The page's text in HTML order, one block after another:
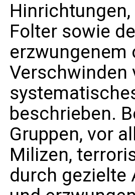
Folter sowie
Verschwinden
beschrieben.
Gruppen, vor
Milizen,
durch gezielte